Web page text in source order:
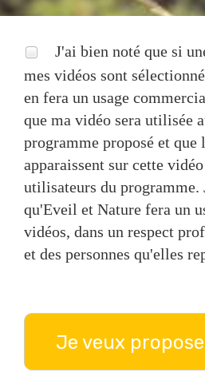
J'ai bien noté que si
mes vidéos sont
en fera un usage
que ma vidéo sera utilisée
programme proposé et que
apparaissent sur cette
utilisateurs du programme.
qu'Eveil et Nature fera un
vidéos, dans un respect
et des personnes qu'elles
Je veux